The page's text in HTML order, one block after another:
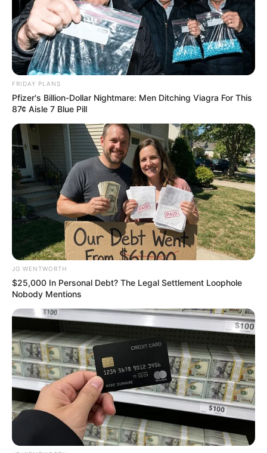
Most People Don't Know That These 8 Celebrities
Are Muslim
BRAINBERRIES
Have You Seen Her GRWM? She Inspires Millions
BRAINBERRIES
A Museum To Rihanna's Glory Could Soon Be
FRIDAY PLANS
Pfizer's Billion-Dollar Nightmare: Men Ditching Viagra For This
87¢ Aisle 7 Blue Pill
JG WENTWORTH
$25,000 In Personal Debt? The Legal Settlement Loophole
Nobody Mentions